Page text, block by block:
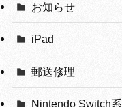
お知らせ
iPad
郵送修理
Nintendo Switch系